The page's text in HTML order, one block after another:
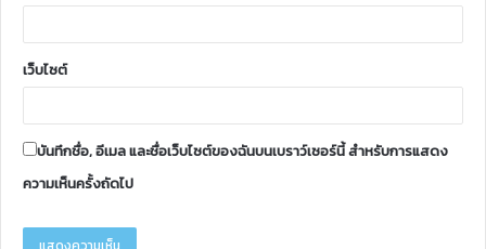
เว็บไซต์
บันทึกชื่อ, อีเมล และชื่อเว็บไซต์ของฉันบนเบราว์เซอร์นี้ สำหรับการแสดง
ความเห็นครั้งถัดไป